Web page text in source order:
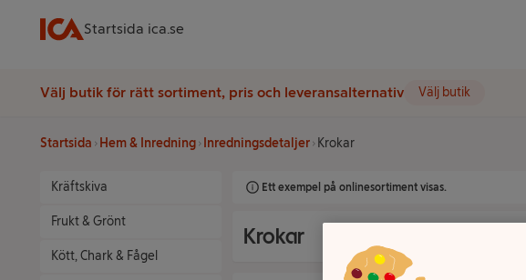
Startsida ica.se
Välj butik för rätt sortiment, pris och leveransalternativ Välj butik
Startsida Hem & Inredning Inredningsdetaljer Krokar
Kräftskiva
Frukt & Grönt
Kött, Chark & Fågel
Ett exempel på onlinesortiment visas.
Krokar